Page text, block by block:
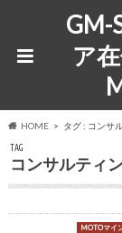
GM-
ア
HOME タグ : コンサ
TAG
コンサルティ
MOTOマイ